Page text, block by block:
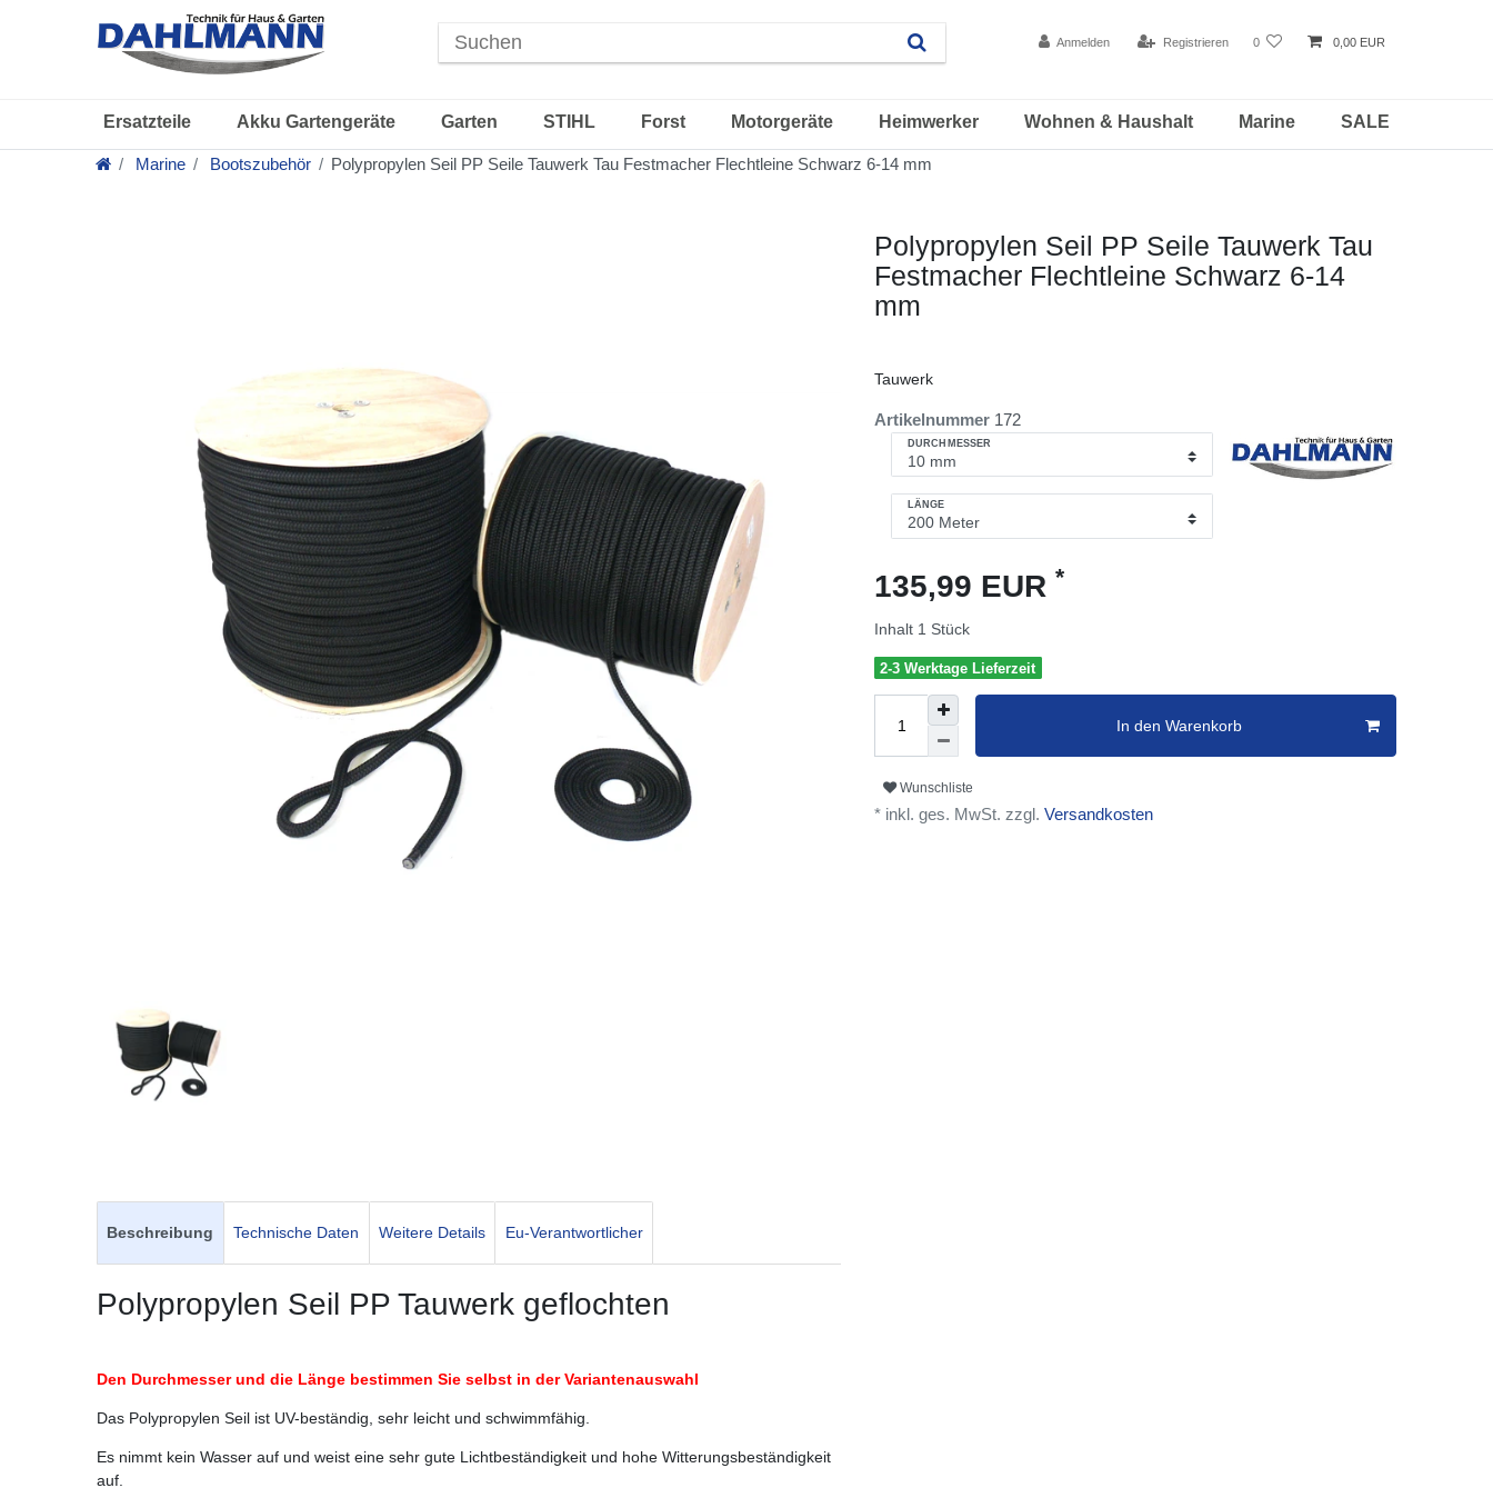
Anmelden Registrieren 0 0,00 EUR
Ersatzteile Akku Gartengeräte Garten STIHL Forst Motorgeräte Heimwerker Wohnen & Haushalt Marine SALE
Marine Bootszubehör Polypropylen Seil PP Seile Tauwerk Tau Festmacher Flechtleine Schwarz 6-14 mm
Polypropylen Seil PP Seile Tauwerk Tau
Festmacher Flechtleine Schwarz 6-14
mm
Tauwerk
Artikelnummer 172
DURCHMESSER
LÄNGE
135,99 EUR *
Inhalt 1 Stück
2-3 Werktage Lieferzeit
In den Warenkorb
Wunschliste
* inkl. ges. MwSt. zzgl. Versandkosten
Beschreibung Technische Daten Weitere Details Eu-Verantwortlicher
Polypropylen Seil PP Tauwerk geflochten
Den Durchmesser und die Länge bestimmen Sie selbst in der Variantenauswahl
Das Polypropylen Seil ist UV-beständig, sehr leicht und schwimmfähig.
Es nimmt kein Wasser auf und weist eine sehr gute Lichtbeständigkeit und hohe Witterungsbeständigkeit
auf.